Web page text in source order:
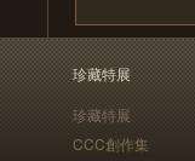
珍藏特展
珍藏特展
CCC創作集